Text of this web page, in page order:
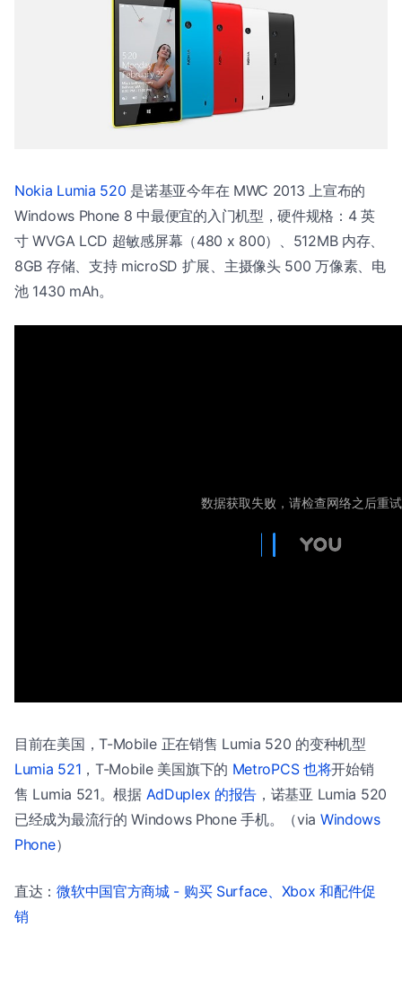
Nokia Lumia 520 是诺基亚今年在 MWC 2013 上宣布的
Windows Phone 8 中最便宜的入门机型，硬件规格：4 英
寸 WVGA LCD 超敏感屏幕（480 x 800）、512MB 内存、
8GB 存储、支持 microSD 扩展、主摄像头 500 万像素、电
池 1430 mAh。
目前在美国，T-Mobile 正在销售 Lumia 520 的变种机型
Lumia 521 ，T-Mobile 美国旗下的 MetroPCS 也将开始销
售 Lumia 521。根据 AdDuplex 的报告 ，诺基亚 Lumia 520
已经成为最流行的 Windows Phone 手机。（via Windows
Phone）
直达：微软中国官方商城 - 购买 Surface、Xbox 和配件促
销